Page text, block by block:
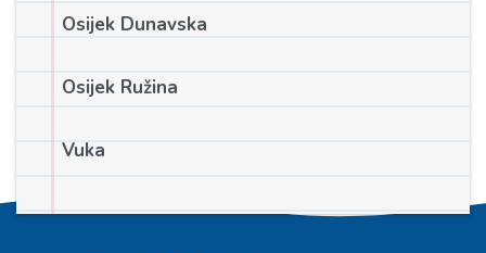
Osijek Dunavska
Osijek Ružina
Vuka